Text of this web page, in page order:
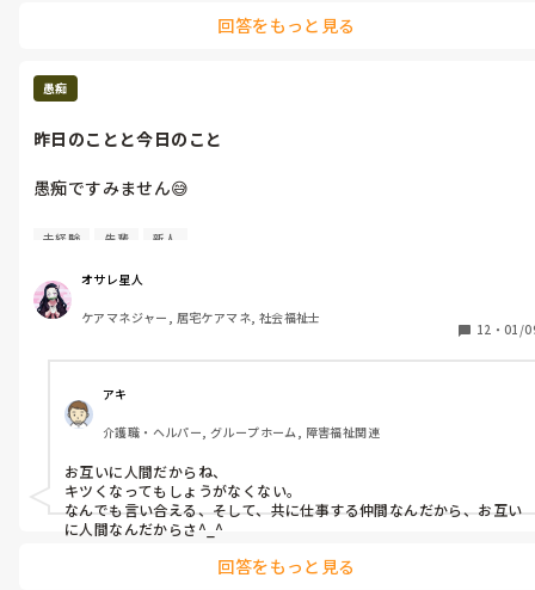
暗黙の了解で夜勤中に片付けておきたい業務の中に、ご利用者の
私物や日中の入浴で使うバスタオル類、要は洗濯物の乾燥(ちな
類乾燥』)とたたみもの、片付けがあります。
それを社員や他の夜勤者は、全員出来るわけですが。それが出来
用者の私物の仕分けが出来ておらず、ごっちゃ混ぜになってい
そこでオサレ星人は言ったわけさ。
『それをやってると定時の朝9時を過ぎて、帰りのバスに間に合
わない』と。
だからオサレ星人は、
『浴室の衣類乾燥にかけておけば、夜中の3時頃には乾くから、
夜勤帯は時間だけはあるんだから。(ちなみにオサレ星人は、夜
その人が夜勤の時は、夜勤が仕事しやすい用に日勤帯が親切でやっ
管理者さんも何を言っても無駄と思っているのでは？
辞められたら困りますもんね。
回答をもっと見る
愚痴
昨日のことと今日のこと
愚痴ですみません😅
まず、私の会社の説明から。
頃になる事も)で、夜勤者が18時〜翌朝9時まで)なのです。夜勤
ワンオペです。
尚、正社員が夜勤をやる時は、必ず日勤からのぶっ通しなので、
24時間勤務なのですが。(←おっと、コレは今関係なかった💦)
次に、昨日のこと。
勤務終了後、たまたま夕食後の送迎がなかった私が、夜勤専従者
『オサレ星人さん、○○さんのトイレ一緒にお願いします！！』
『オサレ星人さん、ベッドと居室の配置はどうしたら良いです
『オサレ星人さん、△△さんが朝起きなくて困ってるんですけ
未経験 先輩 新人
オサレ星人
ケアマネジャー, 居宅ケアマネ, 社会福祉士
12 ・ 01/
アキ
介護職・ヘルパー, グループホーム, 障害福祉関連
お互いに人間だからね、
キツくなってもしょうがなくない。
なんでも言い合える、そして、共に仕事する仲間なんだから、お互い
に人間なんだからさ^_^
回答をもっと見る